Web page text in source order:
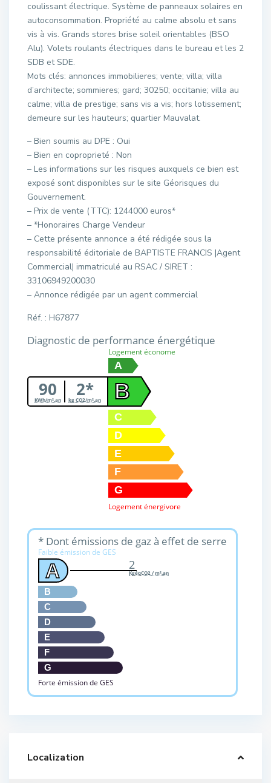
coulissant électrique. Système de panneaux solaires en
autoconsommation. Propriété au calme absolu et sans
vis à vis. Grands stores brise soleil orientables (BSO
Alu). Volets roulants électriques dans le bureau et les 2
SDB et SDE.
Mots clés: annonces immobilieres; vente; villa; villa
d’architecte; sommieres; gard; 30250; occitanie; villa au
calme; villa de prestige; sans vis a vis; hors lotissement;
demeure sur les hauteurs; quartier Mauvalat.
– Bien soumis au DPE : Oui
– Bien en coproprieté : Non
– Les informations sur les risques auxquels ce bien est
exposé sont disponibles sur le site Géorisques du
Gouvernement.
– Prix de vente (TTC): 1244000 euros*
– *Honoraires Charge Vendeur
– Cette présente annonce a été rédigée sous la
responsabilité éditoriale de BAPTISTE FRANCIS |Agent
Commercial| immatriculé au RSAC / SIRET :
33106949200030
– Annonce rédigée par un agent commercial
Réf. : H67877
Diagnostic de performance énergétique
90
KWh/m².an 2*
kg CO2/m².an
Logement économe
A
B
C
D
E
F
G
Logement énergivore
* Dont émissions de gaz à effet de serre
Faible émission de GES
A
B
C
D
E
F
G
Forte émission de GES
2
KgéqCO2 / m².an
Localization